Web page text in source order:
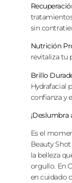
sin
Nutrición
revitaliza tu
Brillo
Hydrafacial
confianza y
¡Deslumbra
Es el
Beauty
la belleza
orgullo. En
en cuidado